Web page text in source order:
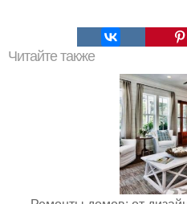
Читайте также